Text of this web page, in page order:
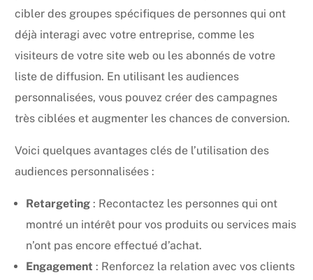
cibler des groupes spécifiques de personnes qui ont
déjà interagi avec votre entreprise, comme les
visiteurs de votre site web ou les abonnés de votre
liste de diffusion. En utilisant les audiences
personnalisées, vous pouvez créer des campagnes
très ciblées et augmenter les chances de conversion.
Voici quelques avantages clés de l’utilisation des
audiences personnalisées :
Retargeting : Recontactez les personnes qui ont
montré un intérêt pour vos produits ou services mais
n’ont pas encore effectué d’achat.
Engagement : Renforcez la relation avec vos clients